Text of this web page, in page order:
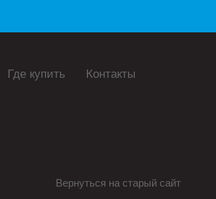
Где купить Контакты
Вернуться на старый сайт